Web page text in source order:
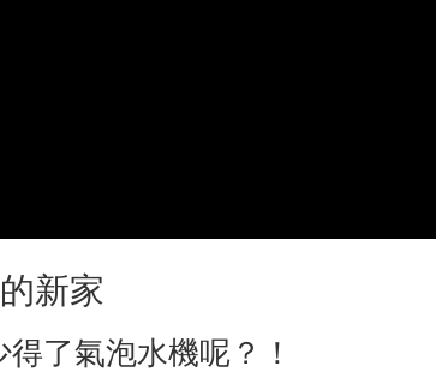
新家
了氣泡水機呢？！